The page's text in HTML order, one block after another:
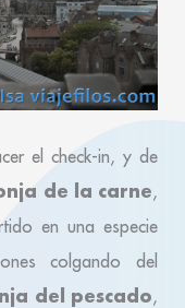
el check-in, y de
de la carne,
en una especie
colgando del
del pescado,